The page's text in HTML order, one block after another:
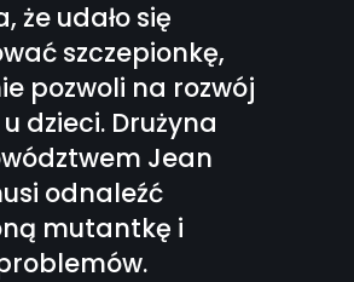
że udało się
szczepionkę,
pozwoli na rozwój
dzieci. Drużyna
Jean
odnaleźć
mutantkę i